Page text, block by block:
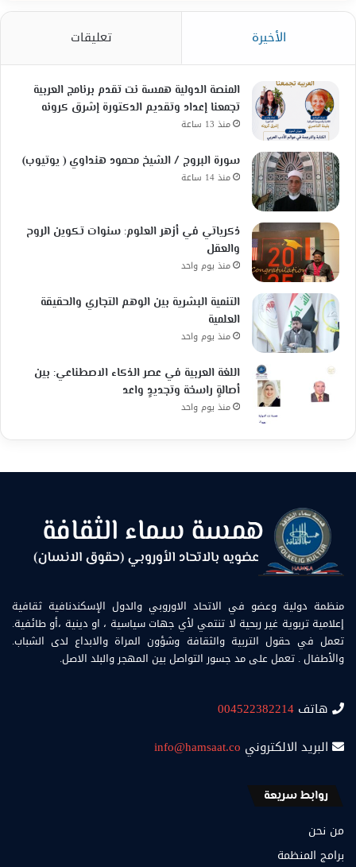
الأخيرة تعليقات
المنصة الدولية همسة نت تقدم برنامج العربية
تجمعنا إعداد وتقديم الدكتورة إشرق كرونه
منذ 13 ساعة
سورة البروج / الشيخ محمود هنداوي ( يوتيوب)
منذ 14 ساعة
ذكرياتي في أزهر العلوم: سنوات تكوين الروح
والعقل
منذ يوم واحد
التنمية البشرية بين الوهم التجاري والحقيقة
العلمية
منذ يوم واحد
اللغة العربية في عصر الذكاء الاصطناعي: بين
أصالةٍ راسخة وتجديدٍ واعد
منذ يوم واحد
منظمة دولية وعضو في الاتحاد الاوروبي والدول الإسكندنافية ثقافية
إعلامية تربوية غير ربحية لا تنتمي لأي جهات سياسية ، او دينية ،أو طائفية.
تعمل في حقول التربية والثقافة وشؤون المراة والابداع لدى الشباب.
والأطفال . تعمل على مد جسور التواصل بين المهجر والبلد الاصل.
هاتف 004522382214
البريد الالكتروني info@hamsaat.co
روابط سريعة
من نحن
برامج المنظمة